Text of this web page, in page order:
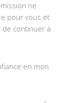
ne
pour vous et
continuer à
en mon